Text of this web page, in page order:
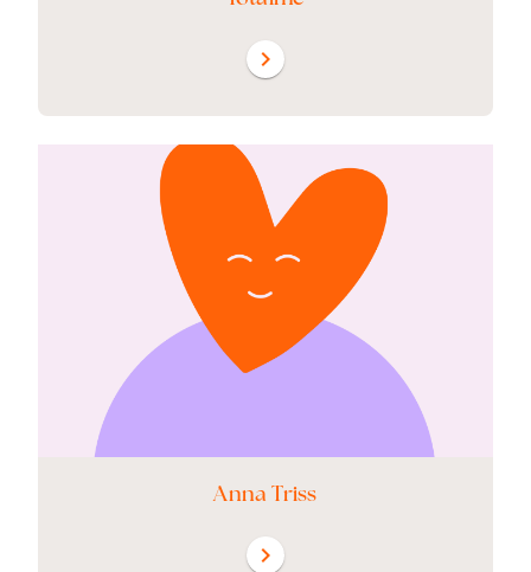
chevron_right
Anna Triss
chevron_right